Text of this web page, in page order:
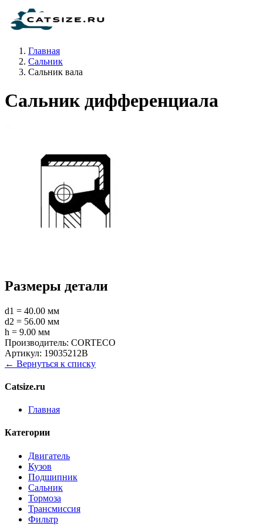
Главная
Сальник
Сальник вала
Сальник дифференциала
Размеры детали
d1 = 40.00 мм
d2 = 56.00 мм
h = 9.00 мм
Производитель: CORTECO
Артикул: 19035212B
← Вернуться к списку
Catsize.ru
Главная
Категории
Двигатель
Кузов
Подшипник
Сальник
Тормоза
Трансмиссия
Фильтр